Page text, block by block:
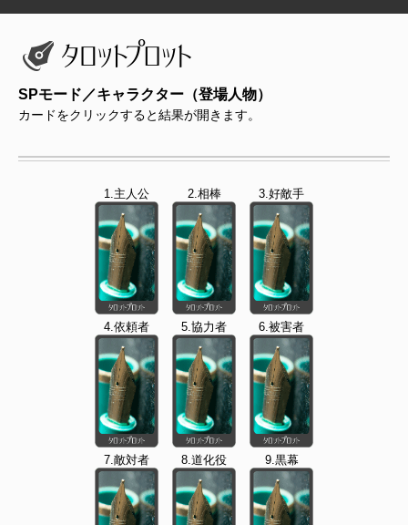
SPモード／キャラクター（登場人物）
カードをクリックすると結果が開きます。
1.主人公 2.相棒 3.好敵手
4.依頼者 5.協力者 6.被害者
7.敵対者 8.道化役 9.黒幕